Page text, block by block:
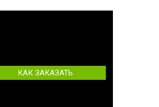
КАК ЗАКАЗАТЬ